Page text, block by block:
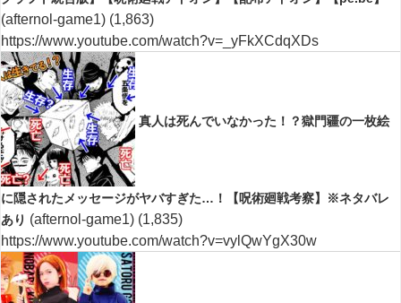
(afternol-game1) (1,863)
https://www.youtube.com/watch?v=_yFkXCdqXDs
真人は死んでいなかった！？獄門疆の一枚絵
に隠されたメッセージがヤバすぎた…！【呪術廻戦考察】※ネタバレ
あり (afternol-game1) (1,835)
https://www.youtube.com/watch?v=vylQwYgX30w